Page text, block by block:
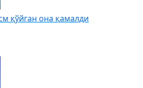
қўйган она қамалди